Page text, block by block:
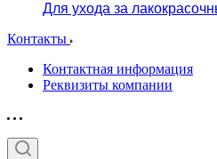
Для ухода за
Контакты
Контактная информация
Реквизиты компании